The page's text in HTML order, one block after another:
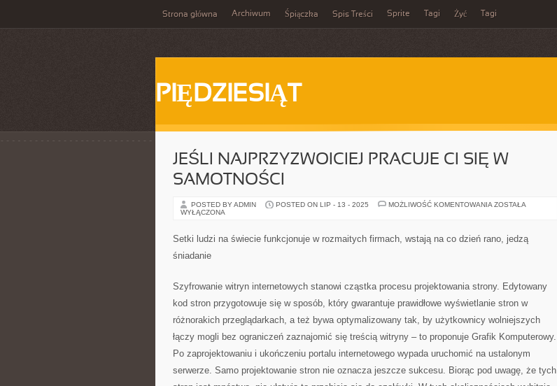
Strona główna Archiwum Śpiączka Spis Treści Sprite Tagi Żyć Tagi
PIĘDZIESIĄT
JEŚLI NAJPRZYZWOICIEJ PRACUJE CI SIĘ W
SAMOTNOŚCI
POSTED BY ADMIN POSTED ON LIP - 13 - 2025 MOŻLIWOŚĆ KOMENTOWANIA JEŚLI
W
ZOSTAŁA
WYŁĄCZONA
Setki ludzi na świecie funkcjonuje w rozmaitych firmach, wstają na co dzień rano, jedzą
śniadanie
Szyfrowanie witryn internetowych stanowi cząstka procesu projektowania strony. Edytowany
kod stron przygotowuje się w sposób, który gwarantuje prawidłowe wyświetlanie stron w
różnorakich przeglądarkach, a też bywa optymalizowany tak, by użytkownicy wolniejszych
łączy mogli bez ograniczeń zaznajomić się treścią witryny – to proponuje Grafik Komputerowy.
Po zaprojektowaniu i ukończeniu portalu internetowego wypada uruchomić na ustalonym
serwerze. Samo projektowanie stron nie oznacza jeszcze sukcesu. Biorąc pod uwagę, że tych